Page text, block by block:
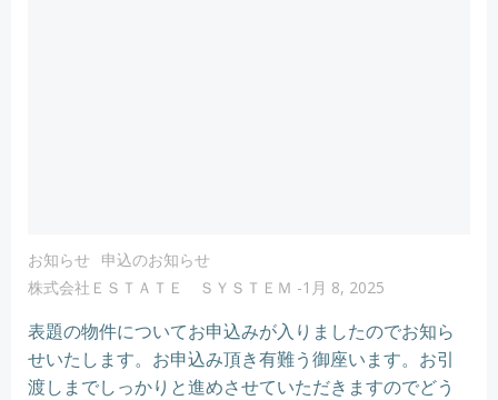
お知らせ
申込のお知らせ
株式会社ＥＳＴＡＴＥ ＳＹＳＴＥＭ -1月 8, 2025
表題の物件についてお申込みが入りましたのでお知ら
せいたします。お申込み頂き有難う御座います。お引
渡しまでしっかりと進めさせていただきますのでどう